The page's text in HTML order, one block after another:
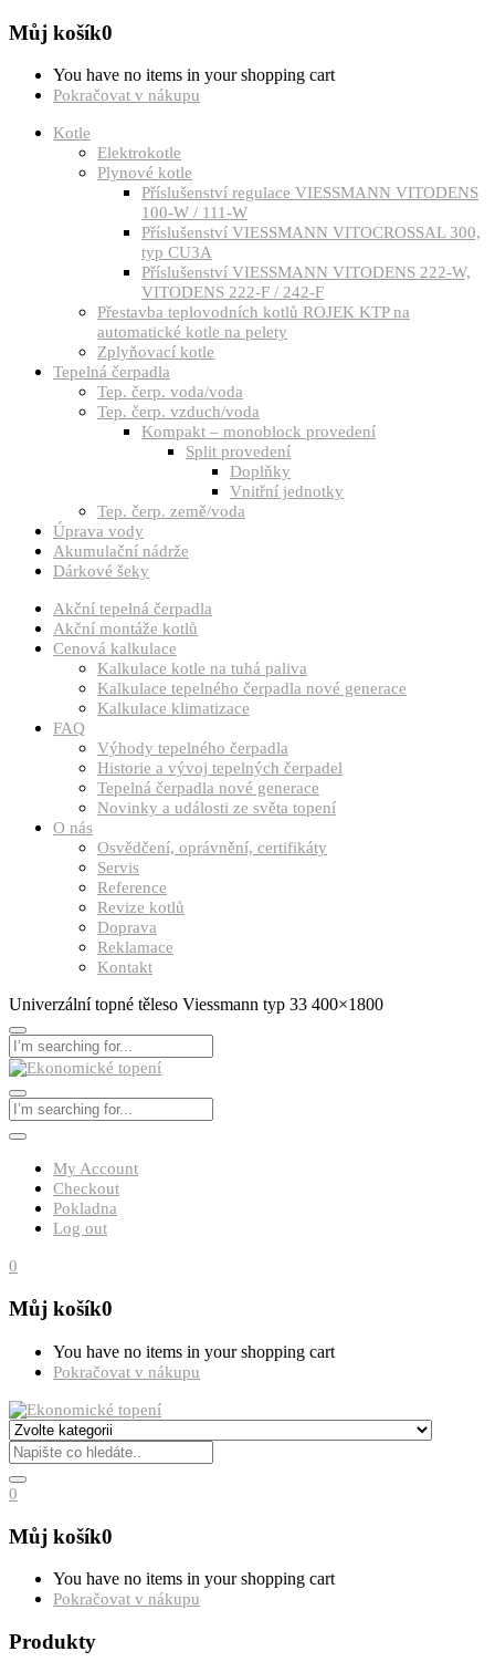
Můj košík0
You have no items in your shopping cart
Pokračovat v nákupu
Kotle
Elektrokotle
Plynové kotle
Příslušenství regulace VIESSMANN VITODENS
100-W / 111-W
Příslušenství VIESSMANN VITOCROSSAL 300,
typ CU3A
Příslušenství VIESSMANN VITODENS 222-W,
VITODENS 222-F / 242-F
Přestavba teplovodních kotlů ROJEK KTP na
automatické kotle na pelety
Zplyňovací kotle
Tepelná čerpadla
Tep. čerp. voda/voda
Tep. čerp. vzduch/voda
Kompakt – monoblock provedení
Split provedení
Doplňky
Vnitřní jednotky
Tep. čerp. země/voda
Úprava vody
Akumulační nádrže
Dárkové šeky
Akční tepelná čerpadla
Akční montáže kotlů
Cenová kalkulace
Kalkulace kotle na tuhá paliva
Kalkulace tepelného čerpadla nové generace
Kalkulace klimatizace
FAQ
Výhody tepelného čerpadla
Historie a vývoj tepelných čerpadel
Tepelná čerpadla nové generace
Novinky a události ze světa topení
O nás
Osvědčení, oprávnění, certifikáty
Servis
Reference
Revize kotlů
Doprava
Reklamace
Kontakt
Univerzální topné těleso Viessmann typ 33 400×1800
My Account
Checkout
Pokladna
Log out
0
Můj košík0
You have no items in your shopping cart
Pokračovat v nákupu
0
Můj košík0
You have no items in your shopping cart
Pokračovat v nákupu
Produkty